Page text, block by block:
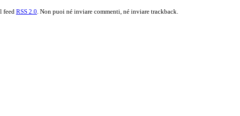
feed RSS 2.0 . Non puoi né inviare commenti, né inviare trackback.